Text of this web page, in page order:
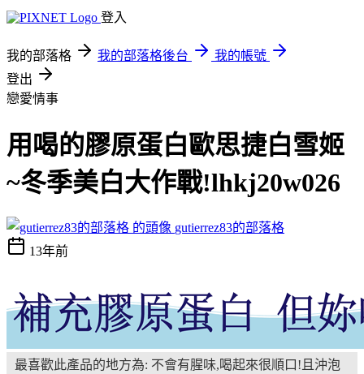
登入
我的部落格 我的部落格後台
我的帳號
登出
戀愛情事
用喝的膠原蛋白歐思捷白雪姬
~冬季美白大作戰!lhkj20w026
gutierrez83的部落格
13年前
最喜歡此產品的地方為: 不會有腥味,喝起來很順口!且沖泡